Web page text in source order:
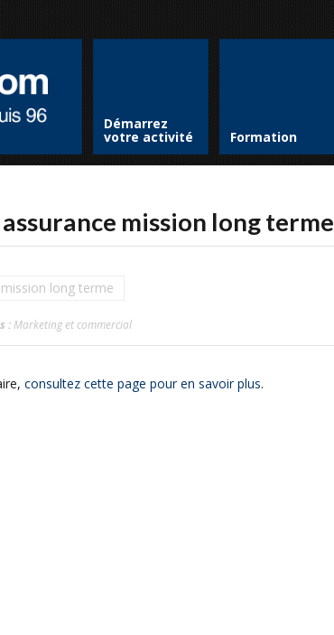
Démarrez
votre activité Formation
mission long terme
long terme
: Marketing et commercial
consultez cette page pour en savoir plus.